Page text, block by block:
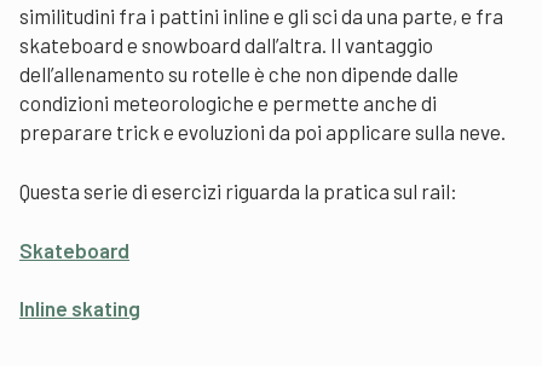
similitudini fra i pattini inline e gli sci da una parte, e fra
skateboard e snowboard dall’altra. Il vantaggio
dell’allenamento su rotelle è che non dipende dalle
condizioni meteorologiche e permette anche di
preparare trick e evoluzioni da poi applicare sulla neve.
Questa serie di esercizi riguarda la pratica sul rail:
Skateboard
Inline skating